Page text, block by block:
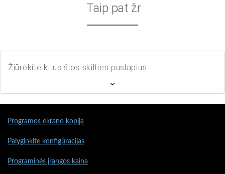
Taip pat žr
Žiūrėkite kitus šios skilties puslapius
Programos ekrano kopija
Palyginkite konfigūracijas
Programinės įrangos kaina